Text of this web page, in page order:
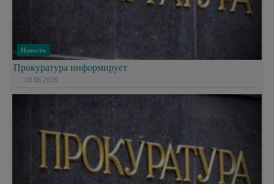
Новости
Прокуратура информирует
10.06.2026